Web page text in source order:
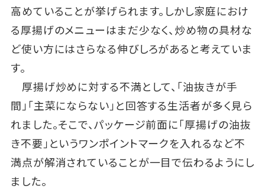
高めていることが挙げられます。しかし家庭におけ
る厚揚げのメニューはまだ少なく、炒め物の具材な
ど使い方にはさらなる伸びしろがあると考えていま
す。
厚揚げ炒めに対する不満として、「油抜きが手
間」「主菜にならない」と回答する生活者が多く見ら
れました。そこで、パッケージ前面に「厚揚げの油抜
き不要」というワンポイントマークを入れるなど不
満点が解消されていることが一目で伝わるようにし
ました。